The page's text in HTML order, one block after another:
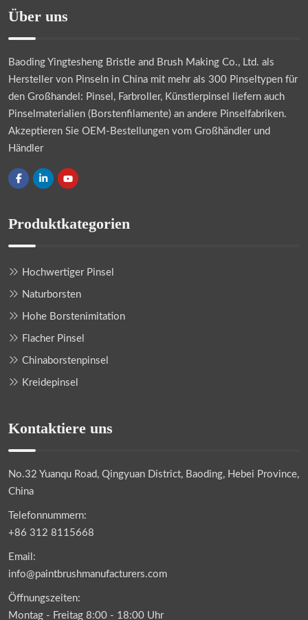
Über uns
Baoding Yingtesheng Bristle and Brush Making Co., Ltd. als
Hersteller von Pinseln in China mit mehr als 300 Pinseltypen für
den Großhandel: Pinsel, Farbroller, Künstlerpinsel liefern auch
Pinselmaterialien (Borstenfilamente) an andere Pinselfabriken.
Akzeptieren Sie OEM-Bestellungen vom Großhändler und
Händler
Produktkategorien
Hochwertiger Pinsel
Naturborsten
Hohe Borstenimitation
Flacher Pinsel
Chinaborstenpinsel
Kreidepinsel
Kontaktiere uns
No.32 Yuanqu Road, Qingyuan District, Baoding, Hebei Province,
China
Telefonnummern:
+86 312 8115668
Email:
info@paintbrushmanufacturers.com
Öffnungszeiten:
Montag - Freitag 8:00 - 18:00 Uhr